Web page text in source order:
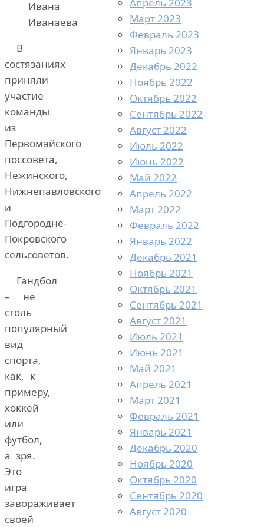
Ивана
Иванаева
В
состязаниях
приняли
участие
команды
из
Первомайского
поссовета,
Нежинского,
Нижнепавловского
и
Подгородне-
Покровского
сельсоветов.
Гандбол
– не
столь
популярный
вид
спорта,
как, к
примеру,
хоккей
или
футбол,
а зря.
Это
игра
завораживает
своей
Март 2023
Февраль 2023
Январь 2023
Декабрь 2022
Ноябрь 2022
Октябрь 2022
Сентябрь 2022
Август 2022
Июль 2022
Июнь 2022
Май 2022
Апрель 2022
Март 2022
Февраль 2022
Январь 2022
Декабрь 2021
Ноябрь 2021
Октябрь 2021
Сентябрь 2021
Август 2021
Июль 2021
Июнь 2021
Май 2021
Апрель 2021
Март 2021
Февраль 2021
Январь 2021
Декабрь 2020
Ноябрь 2020
Октябрь 2020
Сентябрь 2020
Август 2020